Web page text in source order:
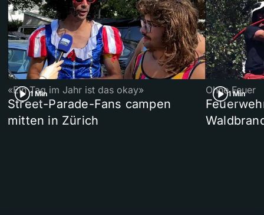
1 Min
«Ein Tag im Jahr ist das okay»
Street-Parade-Fans campen
mitten in Zürich
1 Min
Ohne Feuer